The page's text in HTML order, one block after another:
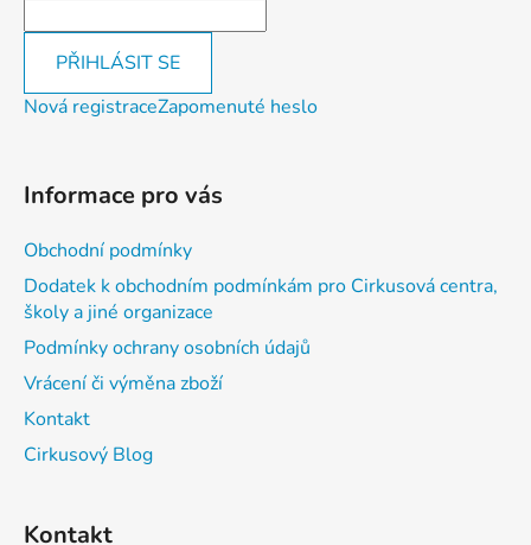
PŘIHLÁSIT SE
Nová registraceZapomenuté heslo
Informace pro vás
Obchodní podmínky
Dodatek k obchodním podmínkám pro Cirkusová centra,
školy a jiné organizace
Podmínky ochrany osobních údajů
Vrácení či výměna zboží
Kontakt
Cirkusový Blog
Kontakt